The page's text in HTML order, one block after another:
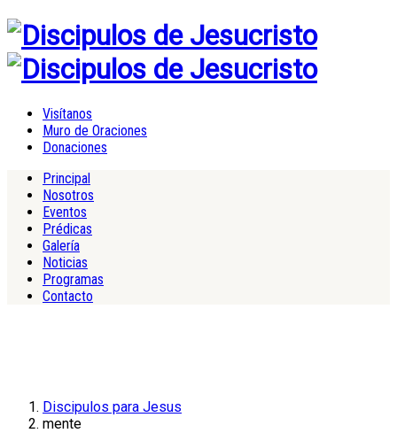
Visítanos
Muro de Oraciones
Donaciones
Principal
Nosotros
Eventos
Prédicas
Galería
Noticias
Programas
Contacto
Discipulos para Jesus
mente